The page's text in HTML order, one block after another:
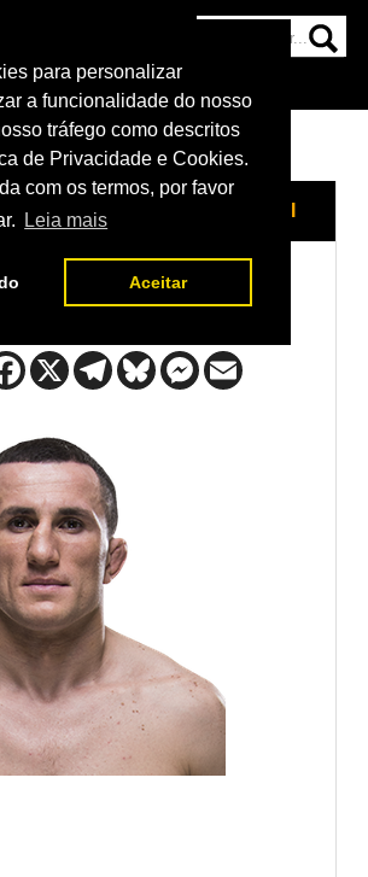
para personalizar
a funcionalidade do nosso
tráfego como descritos
de Privacidade e Cookies.
com os termos, por favor
Leia mais
Aceitar
NOTÍCIAS
/